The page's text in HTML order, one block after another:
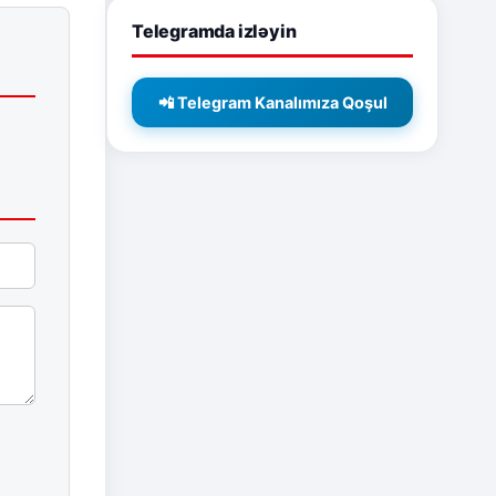
Telegramda izləyin
📲 Telegram Kanalımıza Qoşul